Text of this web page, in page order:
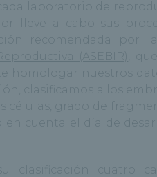
laboratorio de
lleve a cabo sus
recomendada por
(ASEBIR)
,
homologar nuestros
clasificamos a los
células, grado de
en cuenta el día de
clasificación cuatro